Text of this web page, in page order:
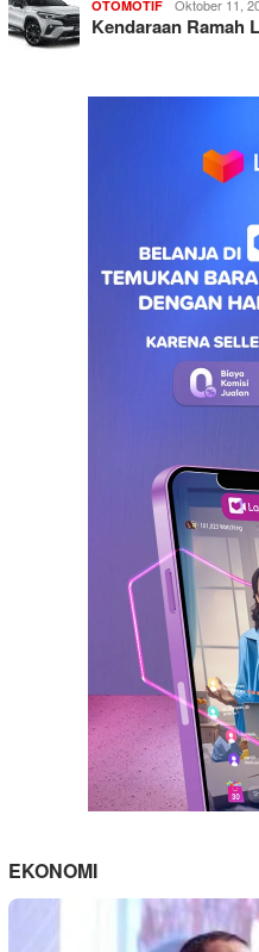
OTOMOTIF Oktober 11,
Kendaraan Ramah
EKONOMI